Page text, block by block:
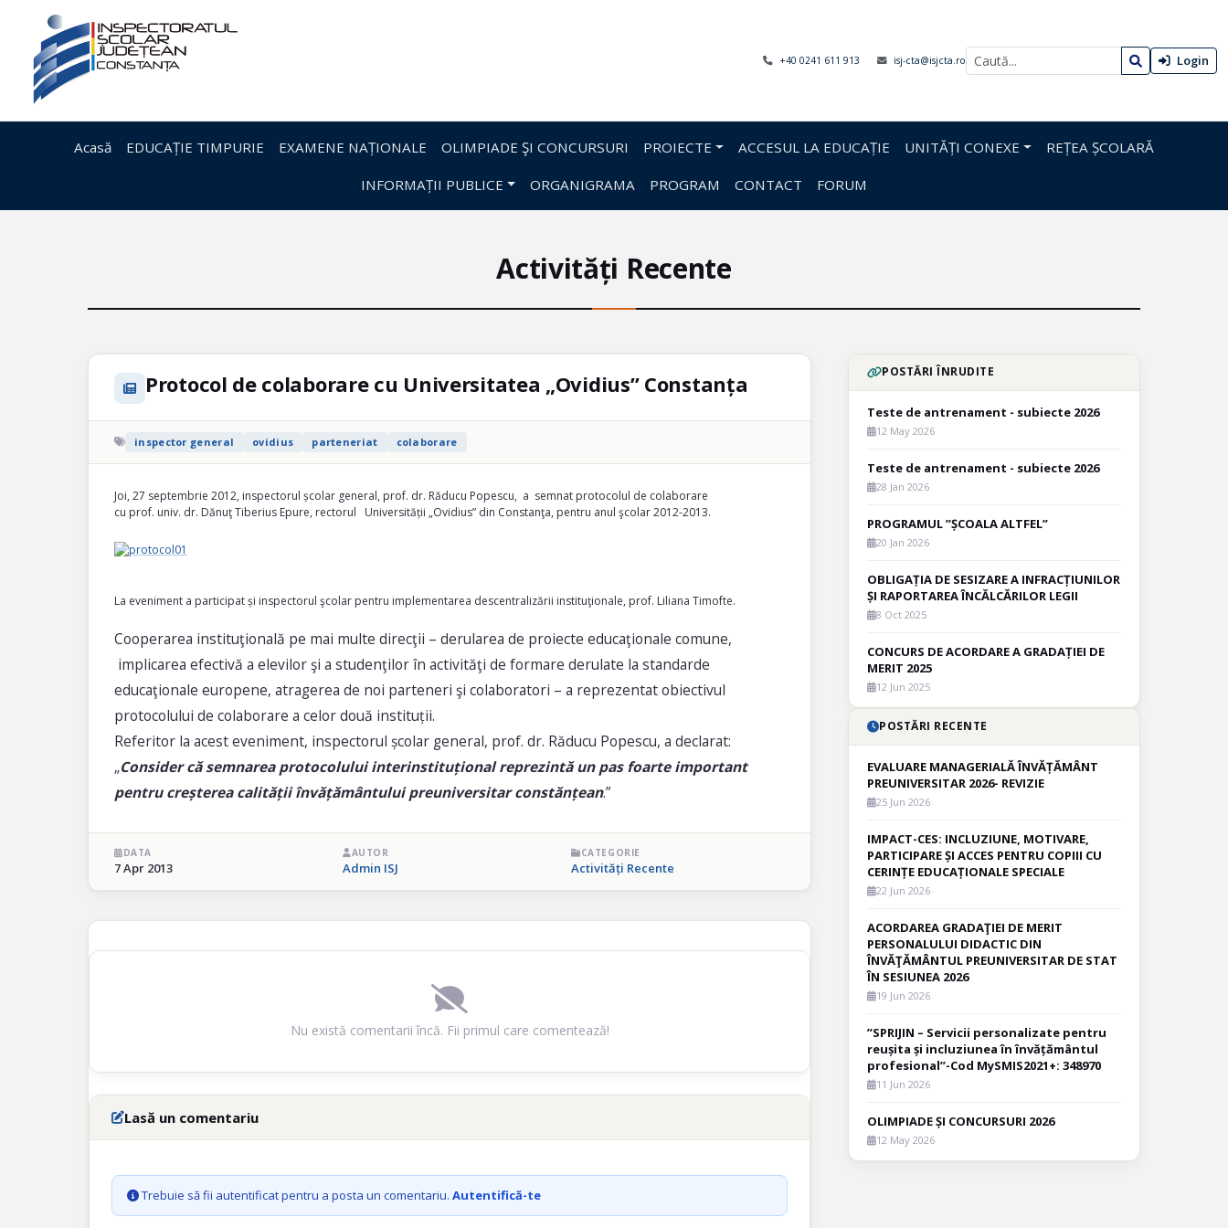
+40 0241 611 913 isj-cta@isjcta.ro Login
Acasă EDUCAȚIE TIMPURIE EXAMENE NAȚIONALE OLIMPIADE ŞI CONCURSURI PROIECTE ACCESUL LA EDUCAȚIE UNITĂȚI CONEXE REȚEA ȘCOLARĂ
INFORMAȚII PUBLICE ORGANIGRAMA PROGRAM CONTACT FORUM
Activități Recente
Protocol de colaborare cu Universitatea „Ovidius” Constanța
inspector general ovidius parteneriat colaborare
Joi, 27 septembrie 2012, inspectorul școlar general, prof. dr. Răducu Popescu, a semnat protocolul de colaborare
cu prof. univ. dr. Dănuţ Tiberius Epure, rectorul Universității „Ovidius” din Constanţa, pentru anul şcolar 2012-2013.
La eveniment a participat și inspectorul şcolar pentru implementarea descentralizării instituţionale, prof. Liliana Timofte.
Cooperarea instituţională pe mai multe direcţii – derularea de proiecte educaţionale comune,
implicarea efectivă a elevilor şi a studenţilor în activităţi de formare derulate la standarde
educaţionale europene, atragerea de noi parteneri şi colaboratori – a reprezentat obiectivul
protocolului de colaborare a celor două instituții.
Referitor la acest eveniment, inspectorul școlar general, prof. dr. Răducu Popescu, a declarat:
„Consider că semnarea protocolului interinstituțional reprezintă un pas foarte important
pentru creșterea calității învățământului preuniversitar constănțean.”
DATA
7 Apr 2013
AUTOR
Admin ISJ
CATEGORIE
Activități Recente
Nu există comentarii încă. Fii primul care comentează!
Lasă un comentariu
Trebuie să fii autentificat pentru a posta un comentariu. Autentifică-te
POSTĂRI ÎNRUDITE
Teste de antrenament - subiecte 2026
12 May 2026
Teste de antrenament - subiecte 2026
28 Jan 2026
PROGRAMUL ”ȘCOALA ALTFEL”
20 Jan 2026
OBLIGAȚIA DE SESIZARE A INFRACȚIUNILOR
ȘI RAPORTAREA ÎNCĂLCĂRILOR LEGII
8 Oct 2025
CONCURS DE ACORDARE A GRADAȚIEI DE
MERIT 2025
12 Jun 2025
POSTĂRI RECENTE
EVALUARE MANAGERIALĂ ÎNVĂȚĂMÂNT
PREUNIVERSITAR 2026- REVIZIE
25 Jun 2026
IMPACT-CES: INCLUZIUNE, MOTIVARE,
PARTICIPARE ȘI ACCES PENTRU COPIII CU
CERINȚE EDUCAȚIONALE SPECIALE
22 Jun 2026
ACORDAREA GRADAŢIEI DE MERIT
PERSONALULUI DIDACTIC DIN
ÎNVĂŢĂMÂNTUL PREUNIVERSITAR DE STAT
ÎN SESIUNEA 2026
19 Jun 2026
”SPRIJIN – Servicii personalizate pentru
reușita și incluziunea în învățământul
profesional”-Cod MySMIS2021+: 348970
11 Jun 2026
OLIMPIADE ȘI CONCURSURI 2026
12 May 2026